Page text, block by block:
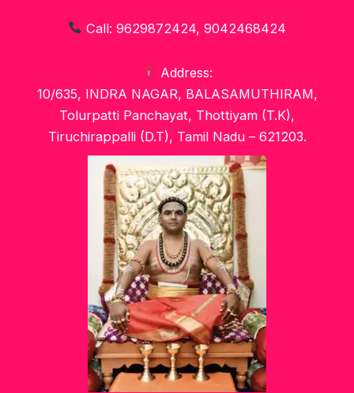
Call: 9629872424, 9042468424
Address:
10/635, INDRA NAGAR, BALASAMUTHIRAM,
Tolurpatti Panchayat, Thottiyam (T.K),
Tiruchirappalli (D.T), Tamil Nadu – 621203.